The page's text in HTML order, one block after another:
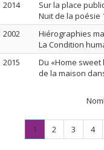
2014
Sur la place
Nuit de la poésie
2002
Hiérographies
La Condition
2015
Du «Home
de la maison
Page
1
Page
Page
2 Page
3 Page
4